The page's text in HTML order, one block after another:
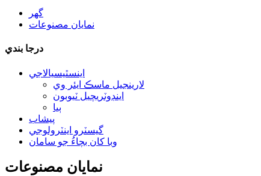
گھر
نمايان مصنوعات
درجا بندي
اينسٿيسيالاجي
لارينجيل ماسڪ ايئر وي
اينڊوٽريچيل ٽيوبون
ٻيا
پيشاب
گيسٽرو اينٽرولوجي
وبا کان بچاءُ جو سامان
نمايان مصنوعات